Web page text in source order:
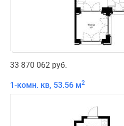
33 870 062 руб.
1-комн. кв, 53.56 м2